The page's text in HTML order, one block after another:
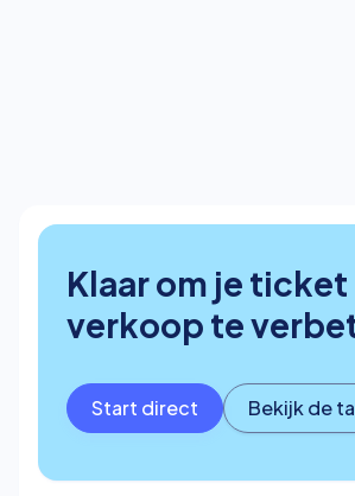
Klaar om je ticket
verkoop te
Start direct Bekijk de